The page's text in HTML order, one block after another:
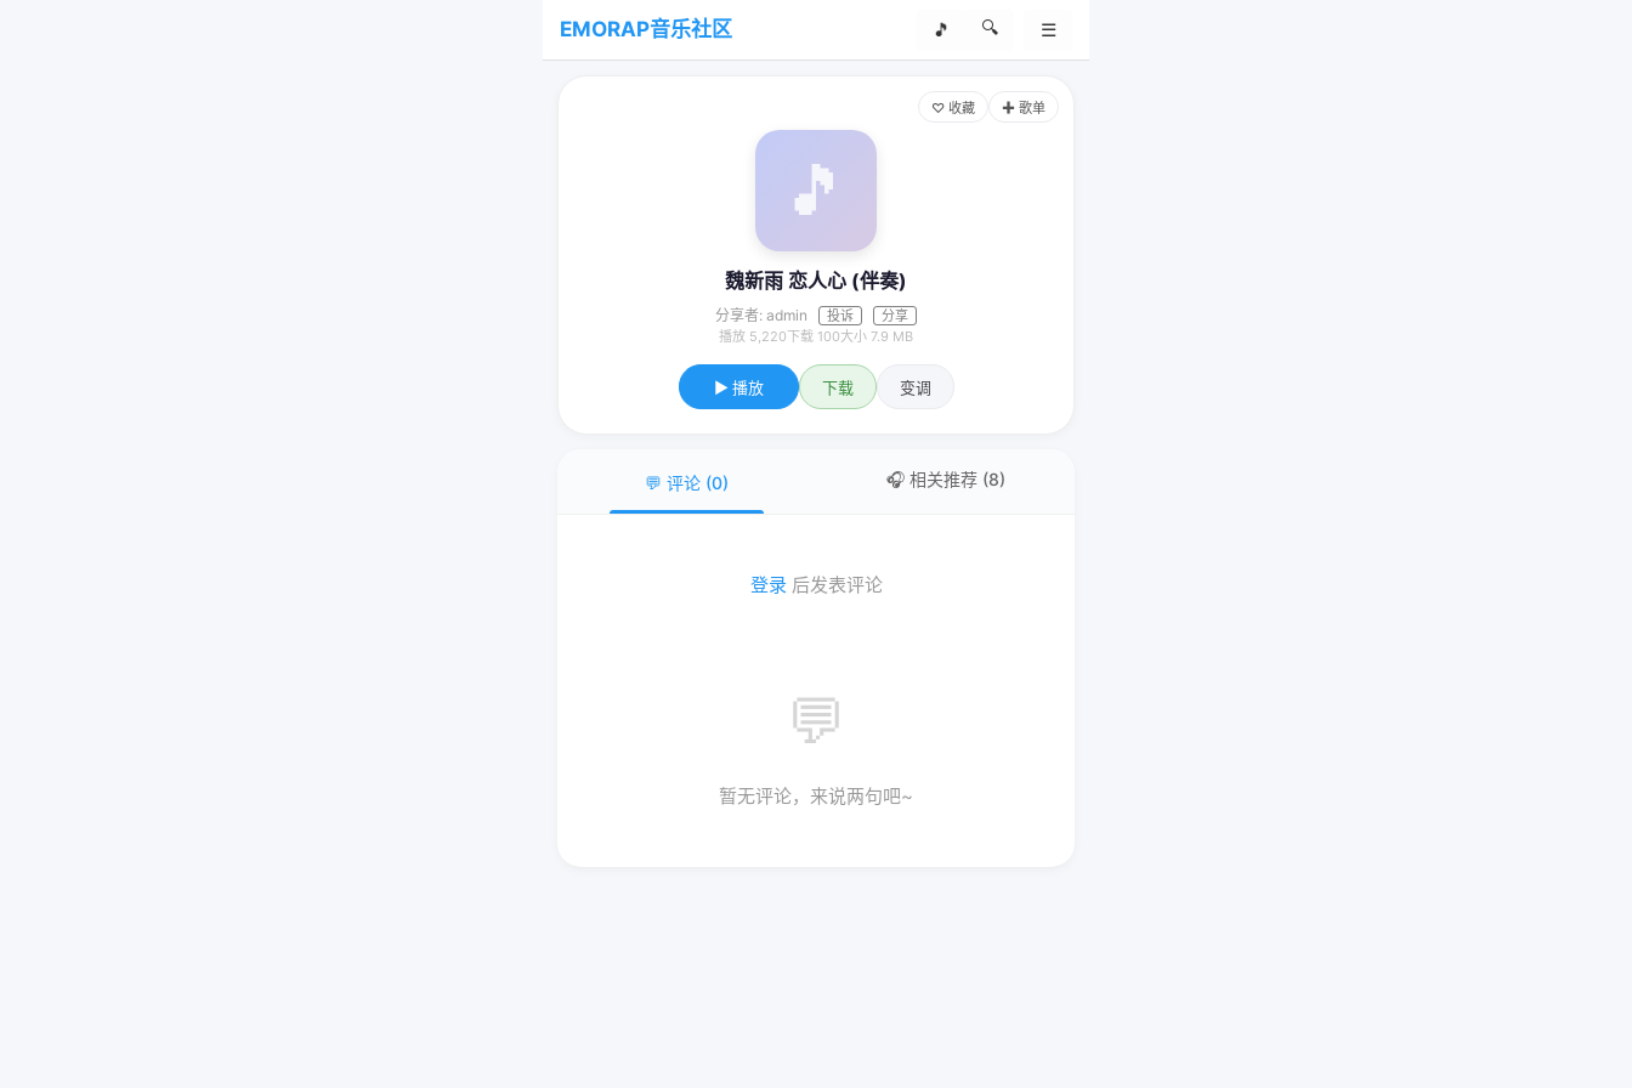
EMORAP音乐社区 🎵 🔍 ☰
♡ 收藏 ✚ 歌单
🎵
魏新雨 恋人心 (伴奏)
分享者: admin 投诉
分享
播放 5,220下载 100大小 7.9 MB
▶ 播放 下载 变调
💬 评论 (0) 🎧 相关推荐 (8)
登录 后发表评论
💬
暂无评论，来说两句吧~